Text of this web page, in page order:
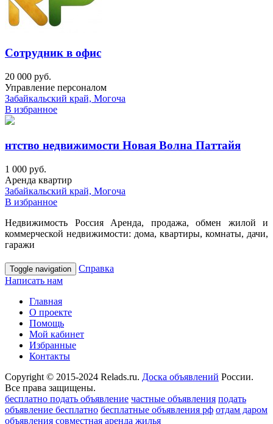
Сотрудник в офис
20 000 руб.
Управление персоналом
Забайкальский край, Могоча
В избранное
нтство недвижимости Новая Волна Паттайя
1 000 руб.
Аренда квартир
Забайкальский край, Могоча
В избранное
Недвижимость Россия Аренда, продажа, обмен жилой и
коммерческой недвижимости: дома, квартиры, комнаты, дачи,
гаражи
Toggle navigation
Справка
Написать нам
Главная
О проекте
Помощь
Мой кабинет
Избранные
Контакты
Copyright © 2015-2024 Relads.ru. Доска объявлений России.
Все права защищены.
бесплатно подать объявление частные объявления подать
объявление бесплатно бесплатные объявления рф отдам даром
объявления совместная аренда жилья